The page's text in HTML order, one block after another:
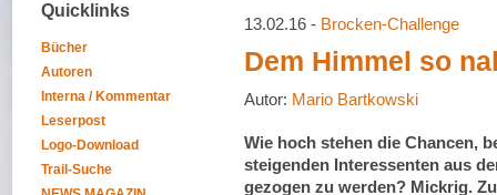
Quicklinks
Bücher
Autoren
Interna / Kommentar
Leserpost
Logo-Download
Trail-Suche
13.02.16 - Brocken-Challenge
Dem Himmel so
Autor: Mario Bartkowski
Wie hoch stehen die Chancen,
steigenden Interessenten aus
gezogen zu werden? Mickrig.